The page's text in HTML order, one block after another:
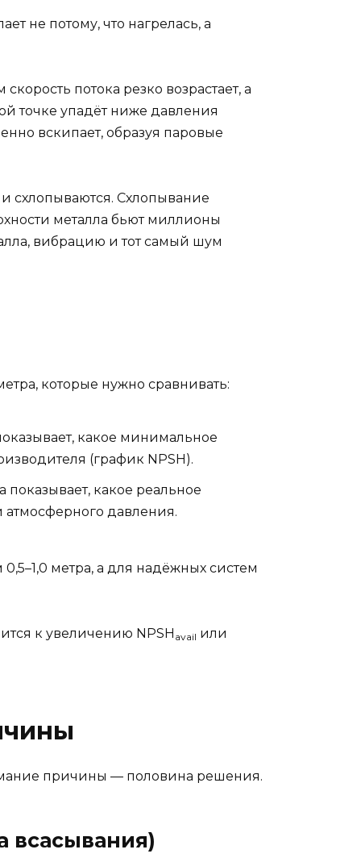
не потому, что нагрелась, а
потока резко возрастает, а
точке упадёт ниже давления
вскипает, образуя паровые
схлопываются. Схлопывание
металла бьют миллионы
вибрацию и тот самый шум
которые нужно сравнивать:
какое минимальное
(график NPSH).
показывает, какое реальное
атмосферного давления.
метра, а для надёжных систем
к увеличению NPSH avail или
причины — половина решения.
всасывания)